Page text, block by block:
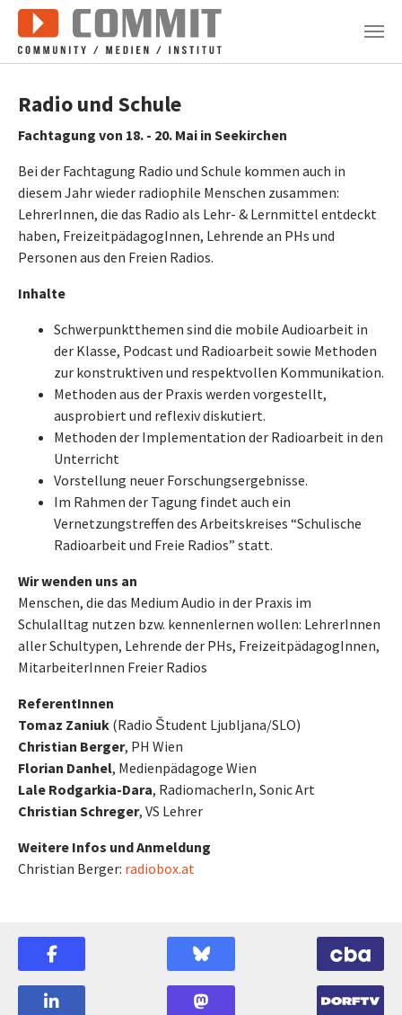
Zum Hauptinhalt springen
Radio und Schule
Fachtagung von 18. - 20. Mai in Seekirchen
Bei der Fachtagung Radio und Schule kommen auch in
diesem Jahr wieder radiophile Menschen zusammen:
LehrerInnen, die das Radio als Lehr- & Lernmittel entdeckt
haben, FreizeitpädagogInnen, Lehrende an PHs und
Personen aus den Freien Radios.
Inhalte
Schwerpunktthemen sind die mobile Audioarbeit in
der Klasse, Podcast und Radioarbeit sowie Methoden
zur konstruktiven und respektvollen Kommunikation.
Methoden aus der Praxis werden vorgestellt,
ausprobiert und reflexiv diskutiert.
Methoden der Implementation der Radioarbeit in den
Unterricht
Vorstellung neuer Forschungsergebnisse.
Im Rahmen der Tagung findet auch ein
Vernetzungstreffen des Arbeitskreises “Schulische
Radioarbeit und Freie Radios” statt.
Wir wenden uns an
Menschen, die das Medium Audio in der Praxis im
Schulalltag nutzen bzw. kennenlernen wollen: LehrerInnen
aller Schultypen, Lehrende der PHs, FreizeitpädagogInnen,
MitarbeiterInnen Freier Radios
ReferentInnen
Tomaz Zaniuk (Radio Študent Ljubljana/SLO)
Christian Berger, PH Wien
Florian Danhel, Medienpädagoge Wien
Lale Rodgarkia-Dara, RadiomacherIn, Sonic Art
Christian Schreger, VS Lehrer
Weitere Infos und Anmeldung
Christian Berger: radiobox.at